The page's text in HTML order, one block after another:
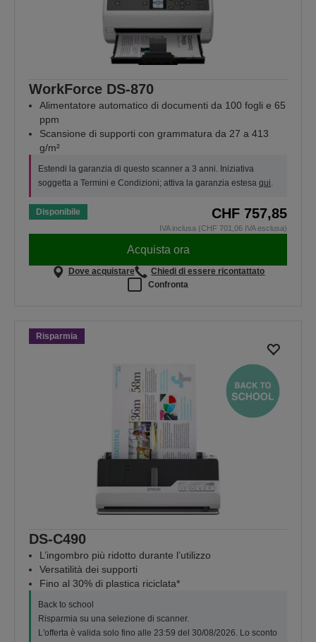
WorkForce DS-870
Alimentatore automatico di documenti da 100 fogli e 65
ppm
Scansione di supporti con grammatura da 27 a 413
g/m²
Estendi la garanzia di questo scanner a 3 anni. Iniziativa
soggetta a Termini e Condizioni; attiva la garanzia estesa qui.
Disponibile CHF 757,85
IVA inclusa (CHF 701,06 IVA esclusa)
Acquista ora
Dove acquistare
Chiedi di essere ricontattato
Confronta
Risparmia
DS-C490
L’ingombro più ridotto durante l’utilizzo
Versatilità dei supporti
Fino al 30% di plastica riciclata*
Back to school
Risparmia su una selezione di scanner.
L'offerta è valida solo fino alle 23:59 del 30/08/2026. Lo sconto